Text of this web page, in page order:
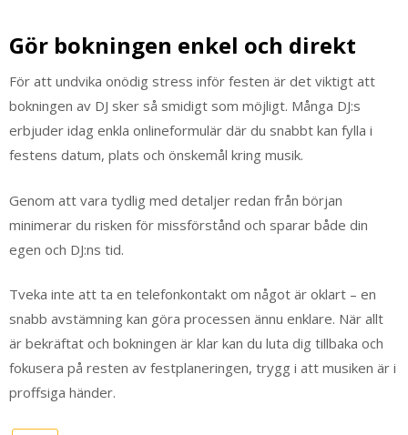
Gör bokningen enkel och direkt
För att undvika onödig stress inför festen är det viktigt att
bokningen av DJ sker så smidigt som möjligt. Många DJ:s
erbjuder idag enkla onlineformulär där du snabbt kan fylla i
festens datum, plats och önskemål kring musik.
Genom att vara tydlig med detaljer redan från början
minimerar du risken för missförstånd och sparar både din
egen och DJ:ns tid.
Tveka inte att ta en telefonkontakt om något är oklart – en
snabb avstämning kan göra processen ännu enklare. När allt
är bekräftat och bokningen är klar kan du luta dig tillbaka och
fokusera på resten av festplaneringen, trygg i att musiken är i
proffsiga händer.